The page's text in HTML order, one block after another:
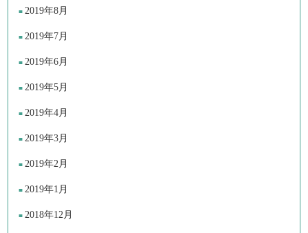
2019年8月
2019年7月
2019年6月
2019年5月
2019年4月
2019年3月
2019年2月
2019年1月
2018年12月